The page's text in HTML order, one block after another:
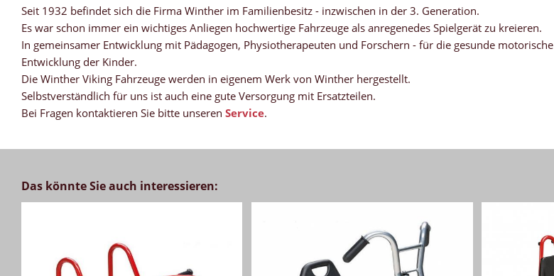
Seit 1932 befindet sich die Firma Winther im Familienbesitz - inzwischen in der 3. Generation.
Es war schon immer ein wichtiges Anliegen hochwertige Fahrzeuge als anregenedes Spielgerät zu kreieren.
In gemeinsamer Entwicklung mit Pädagogen, Physiotherapeuten und Forschern - für die gesunde motorische
Entwicklung der Kinder.
Die Winther Viking Fahrzeuge werden in eigenem Werk von Winther hergestellt.
Selbstverständlich für uns ist auch eine gute Versorgung mit Ersatzteilen.
Bei Fragen kontaktieren Sie bitte unseren Service.
Das könnte Sie auch interessieren: